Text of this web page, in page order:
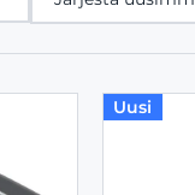
Uusi